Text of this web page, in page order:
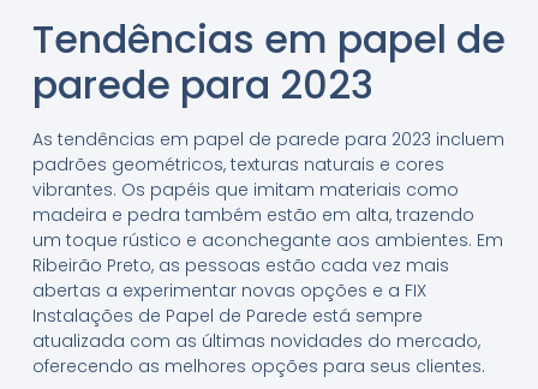
Tendências em papel de
parede para 2023
As tendências em papel de parede para 2023 incluem
padrões geométricos, texturas naturais e cores
vibrantes. Os papéis que imitam materiais como
madeira e pedra também estão em alta, trazendo
um toque rústico e aconchegante aos ambientes. Em
Ribeirão Preto, as pessoas estão cada vez mais
abertas a experimentar novas opções e a FIX
Instalações de Papel de Parede está sempre
atualizada com as últimas novidades do mercado,
oferecendo as melhores opções para seus clientes.